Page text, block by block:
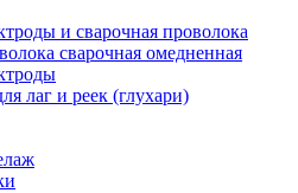
и сварочная проволока
сварочная омедненная
лаг и реек (глухари)